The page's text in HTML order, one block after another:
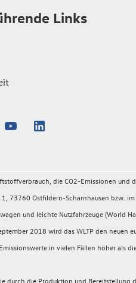
Links
die CO2-Emissionen und
73760 Ostfildern-Scharnhausen bzw.
und leichte Nutzfahrzeuge (World
2018 wird das WLTP den neuen
in vielen Fällen höher als
durch die Produktion und Bereitstellung